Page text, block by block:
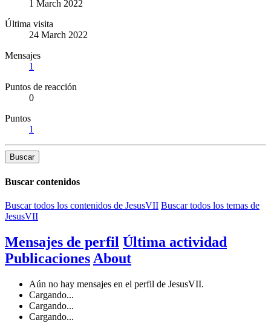
1 March 2022
Última visita
24 March 2022
Mensajes
1
Puntos de reacción
0
Puntos
1
Buscar
Buscar contenidos
Buscar todos los contenidos de JesusVII Buscar todos los temas de
JesusVII
Mensajes de perfil Última actividad
Publicaciones About
Aún no hay mensajes en el perfil de JesusVII.
Cargando...
Cargando...
Cargando...